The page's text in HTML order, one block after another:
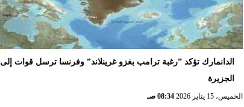
الدانمارك تؤكد ”رغبة ترامب بغزو غرينلاند” وفرنسا ترسل قوات إلى
الجزيرة
الخميس، 15 يناير 2026 08:34 صـ